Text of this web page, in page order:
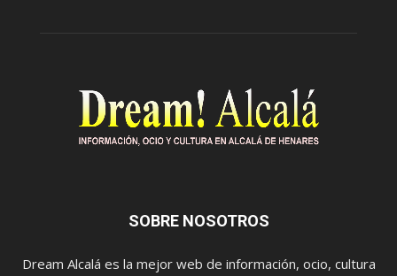
SOBRE NOSOTROS
Dream Alcalá es la mejor web de información, ocio, cultura